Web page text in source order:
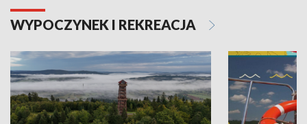
WYPOCZYNEK I REKREACJA